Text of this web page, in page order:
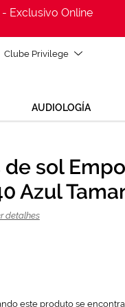
Exclusivo Online
Clube Privilege
AUDIOLOGÍA
103,87 €
€
sol
Azul
detalhes
este produto se